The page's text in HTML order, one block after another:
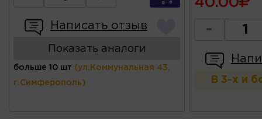
Написать отзыв
Показать аналоги
больше 10 шт (ул.Коммунальная 43,
г.Симферополь)
-
В 3-х и